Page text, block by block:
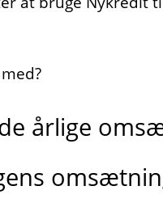
årlige